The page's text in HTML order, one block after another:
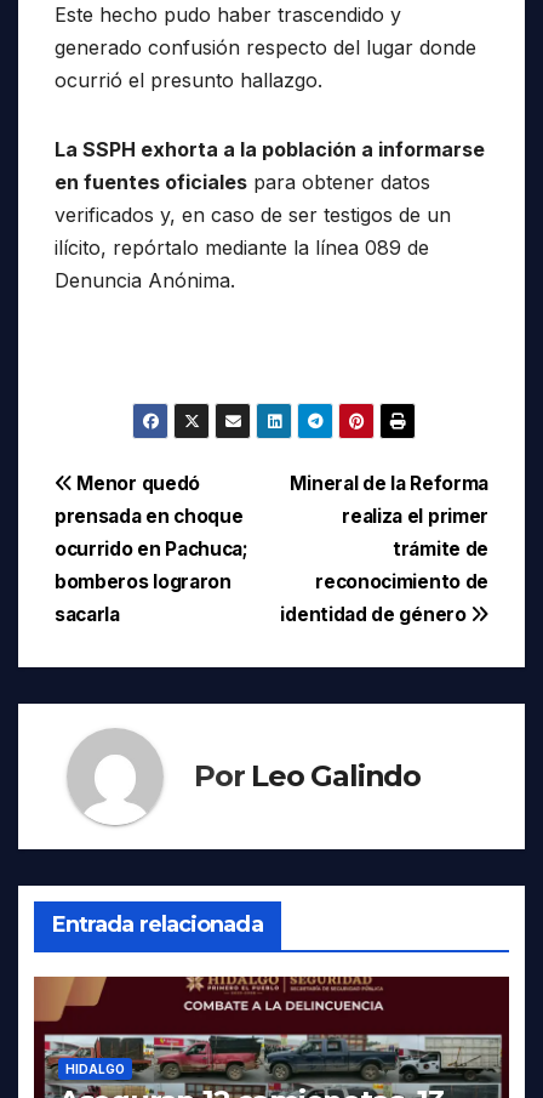
Este hecho pudo haber trascendido y
generado confusión respecto del lugar donde
ocurrió el presunto hallazgo.
La SSPH exhorta a la población a informarse
en fuentes oficiales para obtener datos
verificados y, en caso de ser testigos de un
ilícito, repórtalo mediante la línea 089 de
Denuncia Anónima.
Navegación
de
entradas
Mineral de la Reforma
realiza el primer
trámite de
reconocimiento de
identidad de género
Menor quedó
prensada en choque
ocurrido en Pachuca;
bomberos lograron
sacarla
Por Leo Galindo
Entrada relacionada
HIDALGO